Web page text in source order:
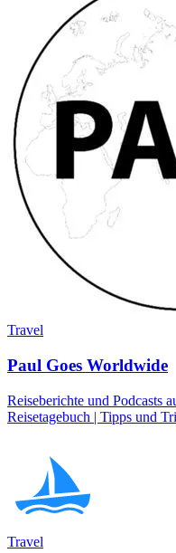
Travel
Paul Goes Worldwide
Reiseberichte und Podcasts
Reisetagebuch | Tipps und
Travel